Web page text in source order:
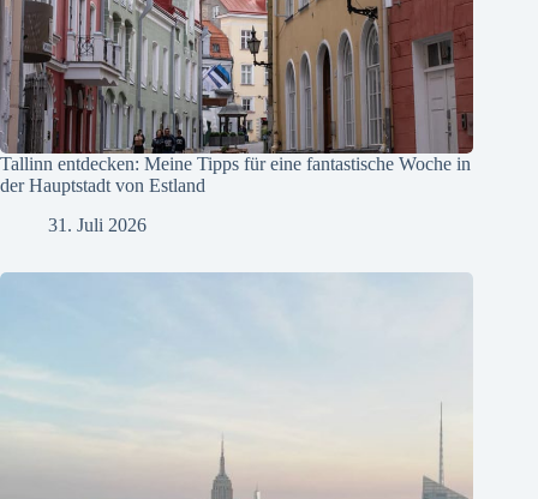
Tallinn entdecken: Meine Tipps für eine fantastische Woche in
der Hauptstadt von Estland
31. Juli 2026